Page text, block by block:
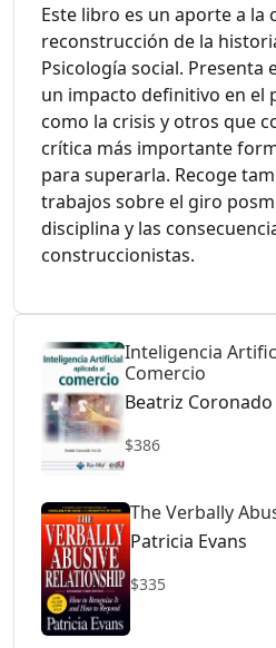
Este libro es un aporte a la
reconstrucción de la
Psicología social. Presenta
un impacto definitivo en el
como la crisis y otros que
crítica más importante
para superarla. Recoge
trabajos sobre el giro
disciplina y las
construccionistas.
Inteligencia
Comercio
Beatriz Coronado
$386
The Verbally
Patricia Evans
$335